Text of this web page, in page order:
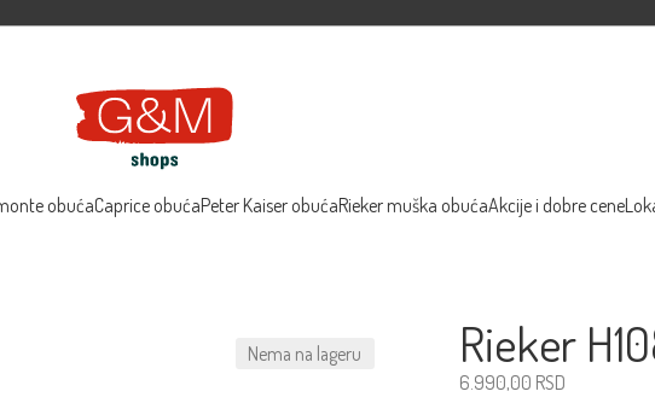
obućaCaprice obućaPeter Kaiser obućaRieker muška obućaAkcije i dobre cene
Nema na lageru Rieker
6.990,00 RSD